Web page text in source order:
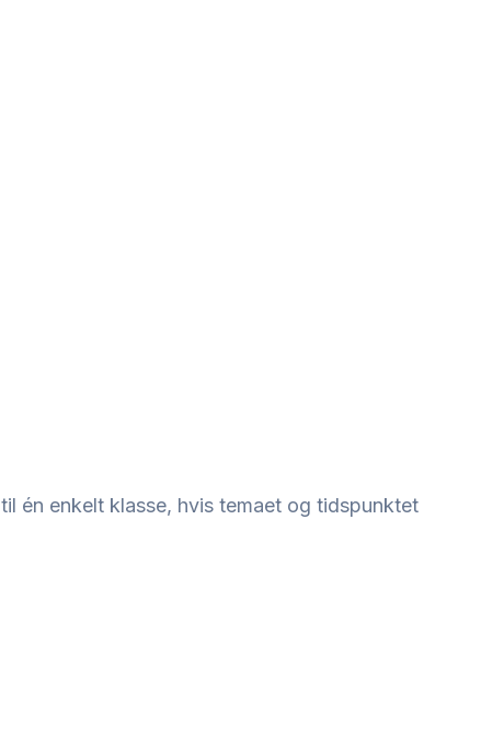
én enkelt klasse, hvis temaet og tidspunktet